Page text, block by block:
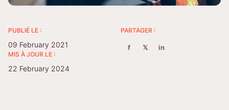
PUBLIÉ LE :
09 February 2021
MIS À JOUR LE :
22 February 2024
PARTAGER :
f 𝕏 in